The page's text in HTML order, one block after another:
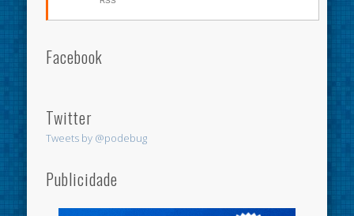
Facebook
Twitter
Tweets by @podebug
Publicidade